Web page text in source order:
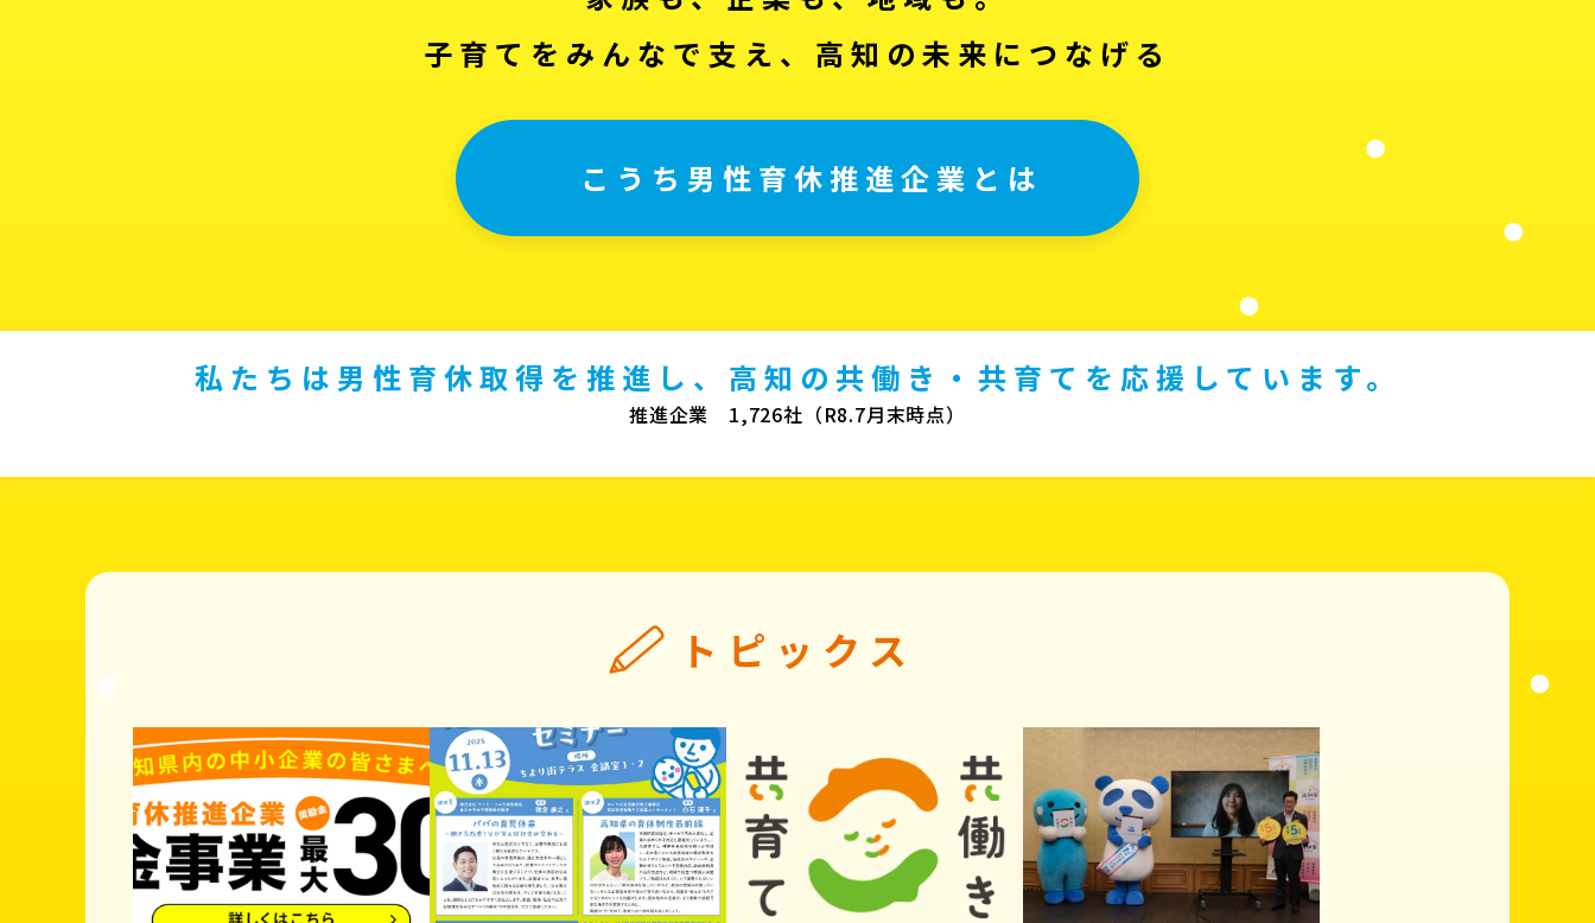
子育てをみんなで支え、高知の未来につなげる
こうち男性育休推進企業とは
私たちは男性育休取得を推進し、高知の共働き・共育てを応援しています。
推進企業 1,726社（R8.7月末時点）
トピックス